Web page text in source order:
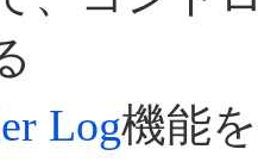
Log機能